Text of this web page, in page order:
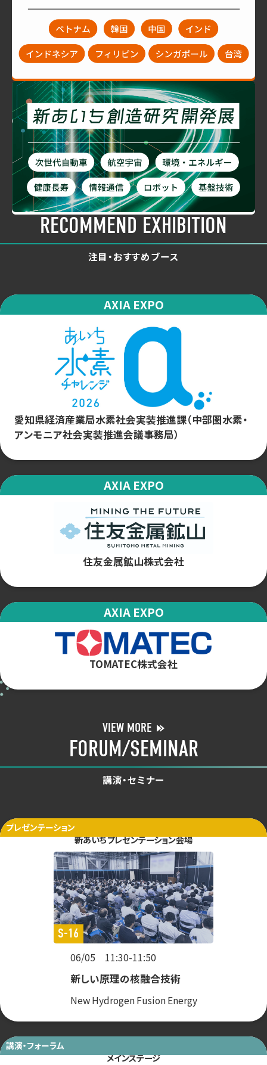
RECOMMEND EXHIBITION
注目・おすすめブース
AXIA EXPO
愛知県経済産業局水素社会実装推進課（中部圏水素・
アンモニア社会実装推進会議事務局）
AXIA EXPO
住友金属鉱山株式会社
AXIA EXPO
TOMATEC株式会社
VIEW MORE
FORUM/SEMINAR
講演・セミナー
プレゼンテーション
新あいちプレゼンテーション会場
S-16
06/05 11:30-11:50
新しい原理の核融合技術
New Hydrogen Fusion Energy
講演・フォーラム
メインステージ